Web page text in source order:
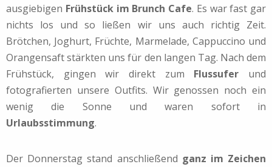
ausgiebigen Frühstück im Brunch Cafe. Es war fast gar
nichts los und so ließen wir uns auch richtig Zeit.
Brötchen, Joghurt, Früchte, Marmelade, Cappuccino und
Orangensaft stärkten uns für den langen Tag. Nach dem
Frühstück, gingen wir direkt zum Flussufer und
fotografierten unsere Outfits. Wir genossen noch ein
wenig die Sonne und waren sofort in
Urlaubsstimmung.
Der Donnerstag stand anschließend ganz im Zeichen